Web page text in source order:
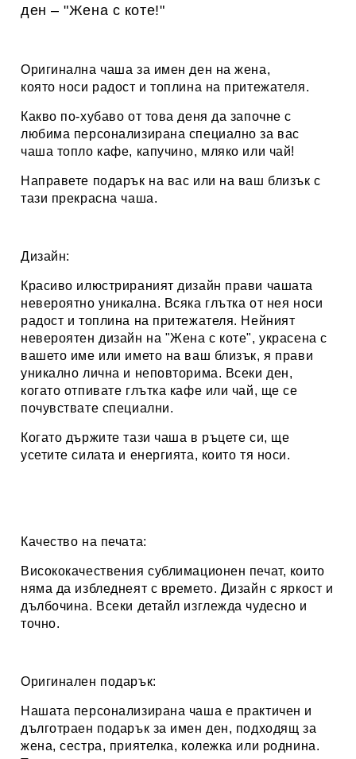
ден – "Жена с коте!"
Оригинална чаша за имен ден на жена,
която носи радост и топлина на притежателя.
Какво по-хубаво от това деня да започне с
любима персонализирана специално за вас
чаша топло кафе, капучино, мляко или чай!
Направете подарък на вас или на ваш близък с
тази прекрасна чаша.
Дизайн:
Красиво илюстрираният дизайн прави чашата
невероятно уникална. Всяка глътка от нея носи
радост и топлина на притежателя. Нейният
невероятен дизайн на "Жена с коте", украсена с
вашето име или името на ваш близък, я прави
уникално лична и неповторима. Всеки ден,
когато отпивате глътка кафе или чай, ще се
почувствате специални.
Когато държите тази чаша в ръцете си, ще
усетите силата и енергията, които тя носи.
Качество на печата:
Висококачествения сублимационен печат, които
няма да избледнеят с времето. Дизайн с яркост и
дълбочина. Всеки детайл изглежда чудесно и
точно.
Оригинален подарък:
Нашата персонализирана чаша е практичен и
дълготраен подарък за имен ден, подходящ за
жена, сестра, приятелка, колежка или роднина.